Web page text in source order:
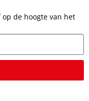
de hoogte van het